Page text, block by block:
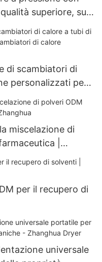
superiore, su
e asciugatura
di scambiatori di
personalizzati per
miscelazione di
|
per il recupero di
universale